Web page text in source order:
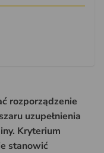
rozporządzenie
uzupełnienia
Kryterium
stanowić